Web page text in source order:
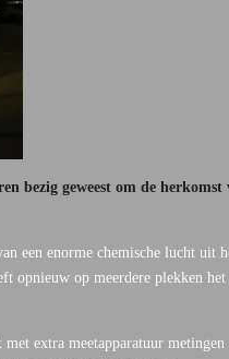
bezig geweest om de
een enorme chemische lucht uit
opnieuw op meerdere plekken
met extra meetapparatuur